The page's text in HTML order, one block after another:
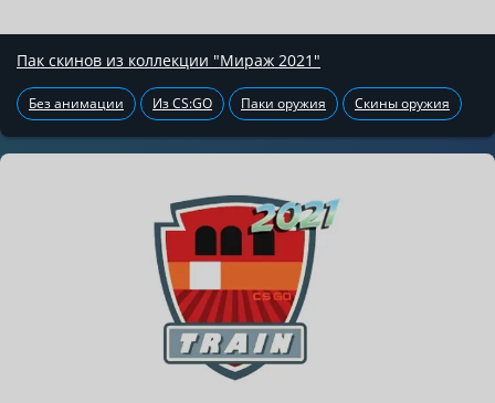
Пак скинов из коллекции "Мираж 2021"
Без анимации Из CS:GO Паки оружия Скины оружия